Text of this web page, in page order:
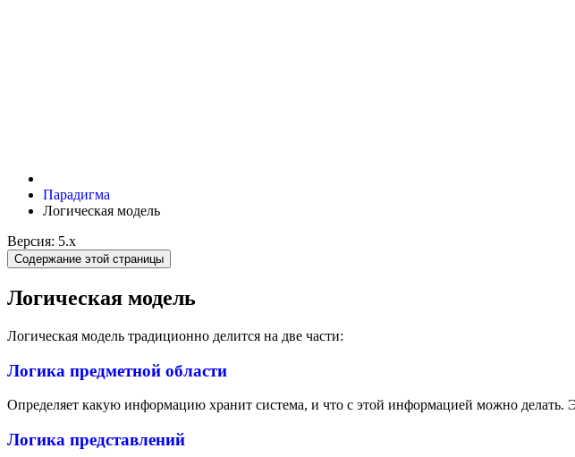
Парадигма
Логическая модель
Версия: 5.x
Содержание этой страницы
Логическая модель
Логическая модель традиционно делится на две части:
Логика предметной области
Определяет какую информацию хранит система, и что с этой информацией можно делать.
Логика представлений